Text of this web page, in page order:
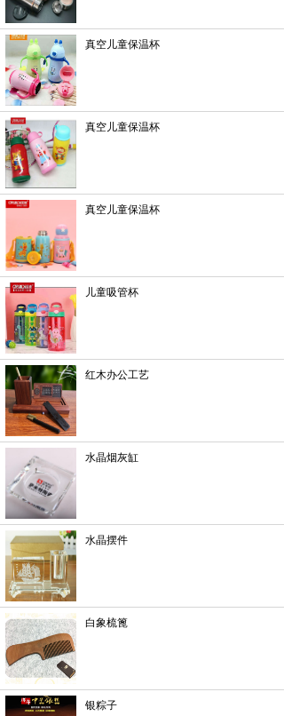
真空儿童保温杯
真空儿童保温杯
真空儿童保温杯
儿童吸管杯
红木办公工艺
水晶烟灰缸
水晶摆件
白象梳篦
银粽子